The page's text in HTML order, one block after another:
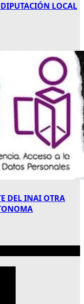
LOCAL
DEL INAI OTRA